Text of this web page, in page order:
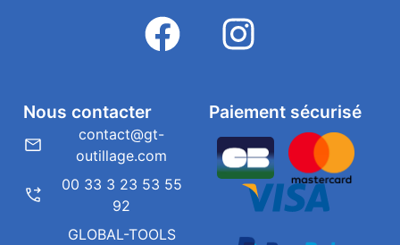
Paiement sécurisé
Nous contacter
contact@gt-
outillage.com
00 33 3 23 53 55
92
GLOBAL-TOOLS